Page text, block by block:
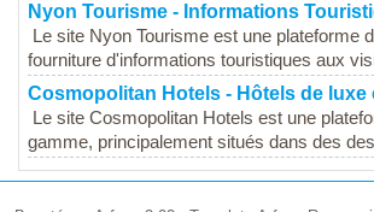
Nyon Tourisme - Informations
Le site Nyon Tourisme est une plateforme
fourniture d'informations touristiques aux
Cosmopolitan Hotels - Hôtels de luxe
Le site Cosmopolitan Hotels est une
gamme, principalement situés dans des